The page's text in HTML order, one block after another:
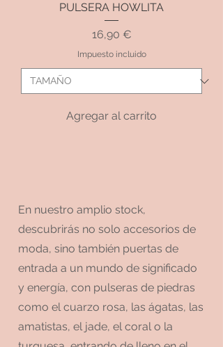
PULSERA HOWLITA
Precio
16,90 €
Impuesto incluido
Agregar al carrito
En nuestro amplio stock,
descubrirás no solo accesorios de
moda, sino también puertas de
entrada a un mundo de significado
y energía, con pulseras de piedras
como el cuarzo rosa, las ágatas, las
amatistas, el jade, el coral o la